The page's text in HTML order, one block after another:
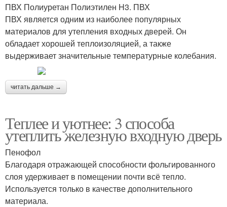
ПВХ Полиуретан Полиэтилен H3. ПВХ
ПВХ является одним из наиболее популярных
материалов для утепления входных дверей. Он
обладает хорошей теплоизоляцией, а также
выдерживает значительные температурные колебания.
читать дальше →
Теплее и уютнее: 3 способа
утеплить железную входную дверь
Пенофол
Благодаря отражающей способности фольгированного
слоя удерживает в помещении почти всё тепло.
Используется только в качестве дополнительного
материала.